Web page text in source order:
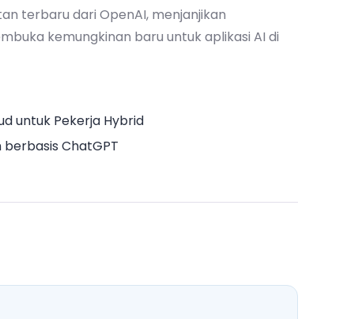
terbaru dari OpenAI, menjanjikan
kemungkinan baru untuk aplikasi AI di
untuk Pekerja Hybrid
ChatGPT